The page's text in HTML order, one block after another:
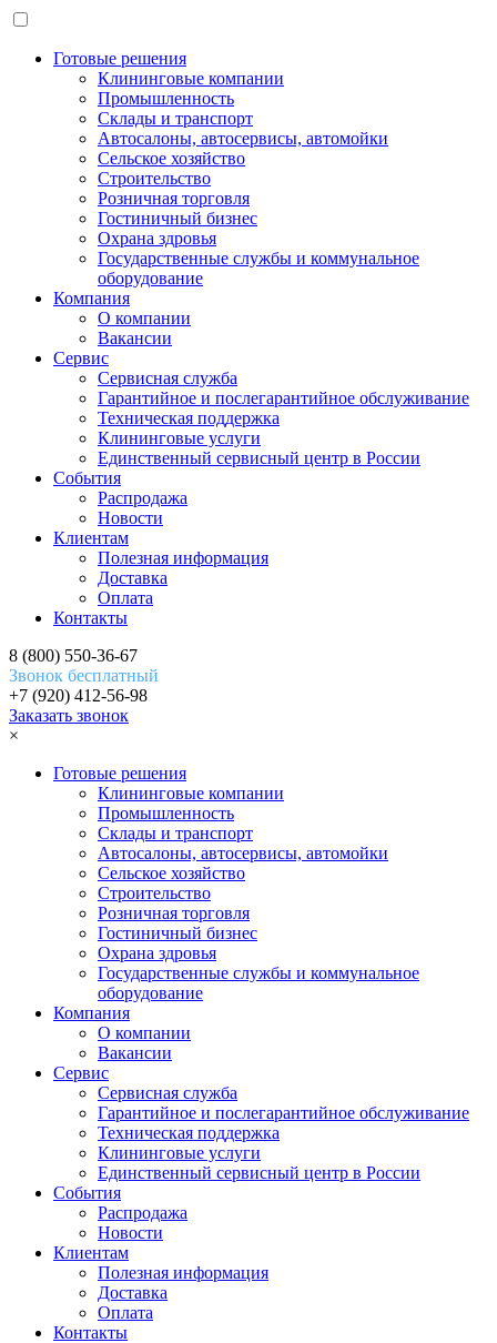
Готовые решения
Клининговые компании
Промышленность
Склады и транспорт
Автосалоны, автосервисы, автомойки
Сельское хозяйство
Строительство
Розничная торговля
Гостиничный бизнес
Охрана здровья
Государственные службы и коммунальное
оборудование
Компания
О компании
Вакансии
Сервис
Сервисная служба
Гарантийное и послегарантийное обслуживание
Техническая поддержка
Клининговые услуги
Единственный сервисный центр в России
События
Распродажа
Новости
Клиентам
Полезная информация
Доставка
Оплата
Контакты
8 (800) 550-36-67
Звонок бесплатный
+7 (920) 412-56-98
Заказать звонок
×
Готовые решения
Клининговые компании
Промышленность
Склады и транспорт
Автосалоны, автосервисы, автомойки
Сельское хозяйство
Строительство
Розничная торговля
Гостиничный бизнес
Охрана здровья
Государственные службы и коммунальное
оборудование
Компания
О компании
Вакансии
Сервис
Сервисная служба
Гарантийное и послегарантийное обслуживание
Техническая поддержка
Клининговые услуги
Единственный сервисный центр в России
События
Распродажа
Новости
Клиентам
Полезная информация
Доставка
Оплата
Контакты